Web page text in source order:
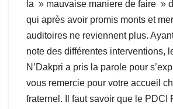
la » mauvaise maniere de faire »
qui après avoir promis monts et
auditoires ne reviennent plus.
note des différentes interventions,
N’Dakpri a pris la parole pour
vous remercie pour votre accueil
fraternel. Il faut savoir que le PDCI